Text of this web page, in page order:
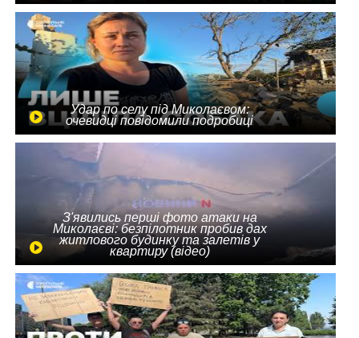
Удар по селу під Миколаєвом:
очевидці повідомили подробиці
З'явились перші фото атаки на
Миколаєві: безпілотник пробив дах
житлового будинку та залетів у
квартиру (відео)